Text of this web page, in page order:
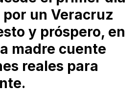
un Veracruz
y próspero, en
madre cuente
reales para